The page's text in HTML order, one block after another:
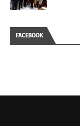
FACEBOOK